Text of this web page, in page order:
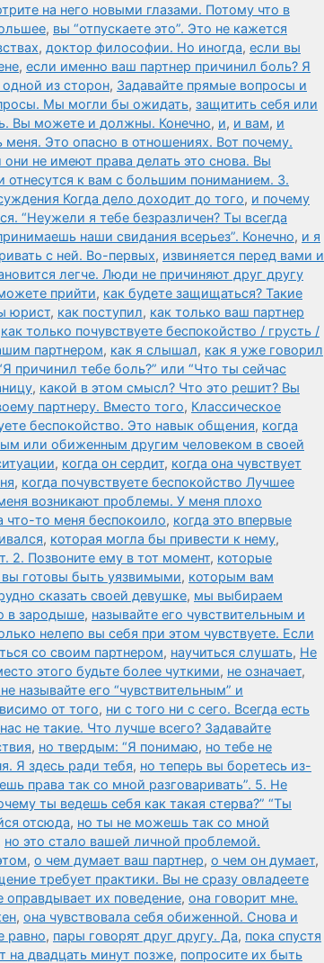
на него новыми глазами. Потому что в
, вы “отпускаете это”. Это не кажется
, доктор философии. Но иногда, если вы
, если именно ваш партнер причинил боль? Я
из сторон, Задавайте прямые вопросы и
Мы могли бы ожидать, защитить себя или
Вы можете и должны. Конечно, и, и вам, и
Это опасно в отношениях. Вот почему.
они не имеют права делать это снова. Вы
отнесутся к вам с большим пониманием. 3.
Когда дело доходит до того, и почему
“Неужели я тебе безразличен? Ты всегда
наши свидания всерьез”. Конечно, и я
с ней. Во-первых, извиняется перед вами и
легче. Люди не причиняют друг другу
прийти, как будете защищаться? Такие
юрист, как поступил, как только ваш партнер
как только почувствуете беспокойство / грусть /
партнером, как я слышал, как я уже говорил
причинил тебе боль?” или “Что ты сейчас
, какой в этом смысл? Что это решит? Вы
партнеру. Вместо того, Классическое
беспокойство. Это навык общения, когда
или обиженным другим человеком в своей
, когда он сердит, когда она чувствует
, когда почувствуете беспокойство Лучшее
возникают проблемы. У меня плохо
что-то меня беспокоило, когда это впервые
, которая могла бы привести к нему,
2. Позвоните ему в тот момент, которые
вы готовы быть уязвимыми, которым вам
сказать своей девушке, мы выбираем
в зародыше, называйте его чувствительным и
нелепо вы себя при этом чувствуете. Если
со своим партнером, научиться слушать, Не
этого будьте более чуткими, не означает,
называйте его “чувствительным” и
от того, ни с того ни с сего. Всегда есть
не такие. Что лучше всего? Задавайте
, но твердым: “Я понимаю, но тебе не
Я здесь ради тебя, но теперь вы боретесь из-
права так со мной разговаривать”. 5. Не
ты ведешь себя как такая стерва?” “Ты
отсюда, но ты не можешь так со мной
но это стало вашей личной проблемой.
, о чем думает ваш партнер, о чем он думает,
требует практики. Вы не сразу овладеете
оправдывает их поведение, она говорит мне.
, она чувствовала себя обиженной. Снова и
равно, пары говорят друг другу. Да, пока спустя
на двадцать минут позже, попросите их быть